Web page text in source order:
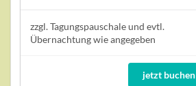
zzgl. Tagungspauschale und evtl.
Übernachtung wie angegeben
jetzt buchen